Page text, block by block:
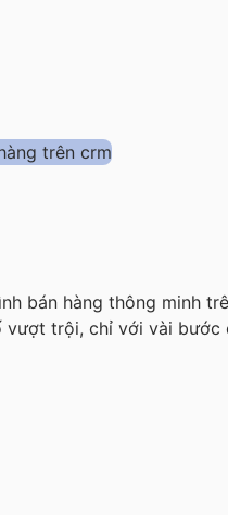
bán hàng thông minh
vượt trội, chỉ với vài bước